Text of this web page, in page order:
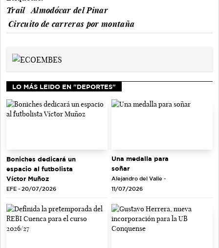
Trail
Almodóvar del Pinar
Circuito de carreras por montaña
LO MÁS LEIDO EN "DEPORTES"
Boniches dedicará un
espacio al futbolista
Víctor Muñoz
EFE - 20/07/2026
Una medalla para
soñar
Alejandro del Valle -
11/07/2026